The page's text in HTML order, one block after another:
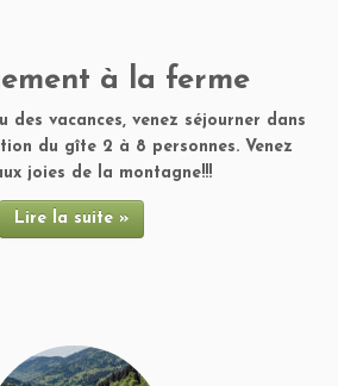
à la ferme
des vacances, venez séjourner dans
du gîte 2 à 8 personnes. Venez
joies de la montagne!!!
Lire la suite »